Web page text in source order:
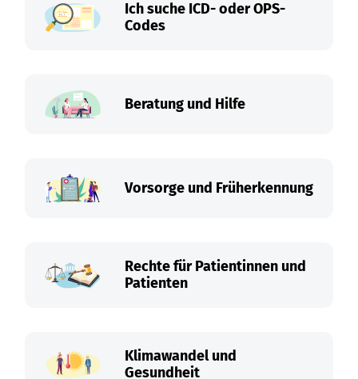
Ich suche ICD- oder OPS-
Codes
Beratung und Hilfe
Vorsorge und Früherkennung
Rechte für Patientinnen und
Patienten
Klimawandel und
Gesundheit